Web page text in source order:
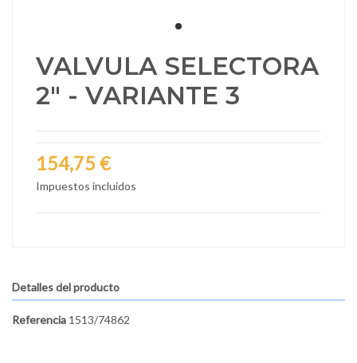
VALVULA SELECTORA
2" - VARIANTE 3
154,75 €
Impuestos incluidos
Detalles del producto
Referencia 1513/74862